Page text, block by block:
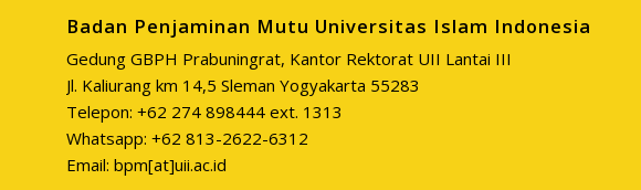
Badan Penjaminan Mutu Universitas Islam Indonesia
Gedung GBPH Prabuningrat, Kantor Rektorat UII Lantai III
Jl. Kaliurang km 14,5 Sleman Yogyakarta 55283
Telepon: +62 274 898444 ext. 1313
Whatsapp: +62 813-2622-6312
Email: bpm[at]uii.ac.id